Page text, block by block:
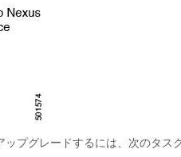
プグレードするには、次のタス